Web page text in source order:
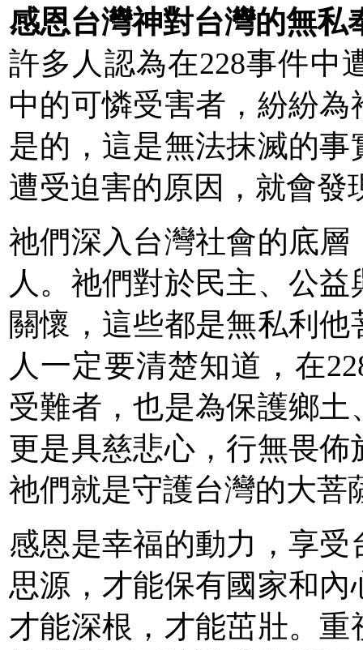
感恩台灣神對台灣的無私
許多人認為在228事件中
中的可憐受害者，紛紛
是的，這是無法抹滅的
遭受迫害的原因，就會發
祂們深入台灣社會的底
人。祂們對於民主、公
關懷，這些都是無私利
人一定要清楚知道，在
受難者，也是為保護鄉
更是具慈悲心，行無畏
祂們就是守護台灣的大菩
感恩是幸福的動力，享
思源，才能保有國家和
才能深根，才能茁壯。